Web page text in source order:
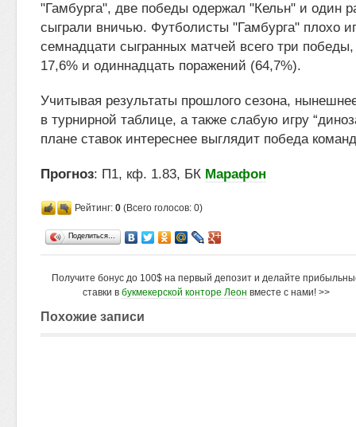
"Гамбурга", две победы одержал "Кельн" и один
сыграли вничью. Футболисты "Гамбурга" плохо
семнадцати сыгранных матчей всего три победы,
17,6% и одиннадцать поражений (64,7%).
Учитывая результаты прошлого сезона,
в турнирной таблице, а также слабую игру
плане ставок интереснее выглядит победа
Прогноз: П1, кф. 1.83, БК Марафон
Рейтинг: 0 (Всего голосов: 0)
Поделиться…
Получите бонус до 100$ на первый депозит и делайте
ставки в букмекерской конторе Леон вместе с нами! >>
Похожие записи